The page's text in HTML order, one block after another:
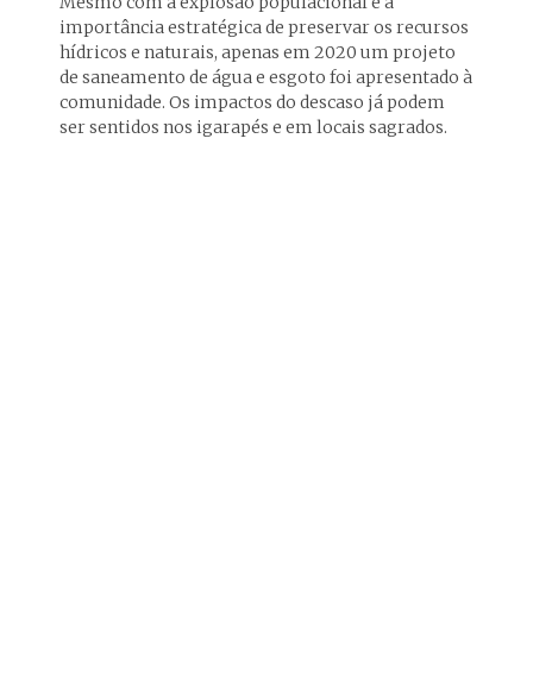
importância estratégica de preservar os recursos
hídricos e naturais, apenas em 2020 um projeto
de saneamento de água e esgoto foi apresentado à
comunidade. Os impactos do descaso já podem
ser sentidos nos igarapés e em locais sagrados.